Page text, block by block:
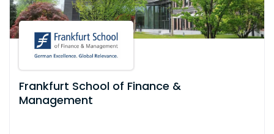
Frankfurt School of Finance &
Management